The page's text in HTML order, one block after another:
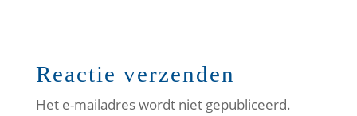
Reactie verzenden
Het e-mailadres wordt niet gepubliceerd.